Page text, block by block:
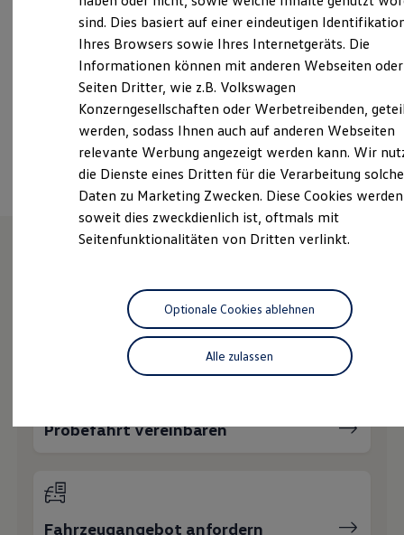
Verbrauchskosten
Kaufoptionen
E-Auto-Förderung
Software und Konnektivität
ID. Software Versionen und Updates
Digitale Extras
Schnittstellen zu Ihrem ID.
Hybridautos
Marke und Erlebnis
Volkswagen R und R Experience
R-Modelle
Driving Experience
Volkswagen entdecken
Lifestyle Shop
T-Roc Kollektion
Golf Kollektion
ID. Kollektion
Volkswagen Kollektion
R-Kollektion
#wedriveproud
info@autohaus-hesse.de
+49 4264 83100
Sonntag
Geschlossen
Ansprechpartner
Wie können wir
Ihnen weiterhelfen?
Probefahrt vereinbaren
Fahrzeugangebot anfordern
sind. Dies basiert auf einer eindeutigen
Ihres Browsers sowie Ihres Internetgeräts. Die
Informationen können mit anderen Webseiten oder
Seiten Dritter, wie z.B. Volkswagen
Konzerngesellschaften oder Werbetreibenden,
werden, sodass Ihnen auch auf anderen Webseiten
relevante Werbung angezeigt werden kann. Wir
die Dienste eines Dritten für die Verarbeitung
Daten zu Marketing Zwecken. Diese Cookies
soweit dies zweckdienlich ist, oftmals mit
Seitenfunktionalitäten von Dritten verlinkt.
Alle zulassen
Optionale Cookies ablehnen